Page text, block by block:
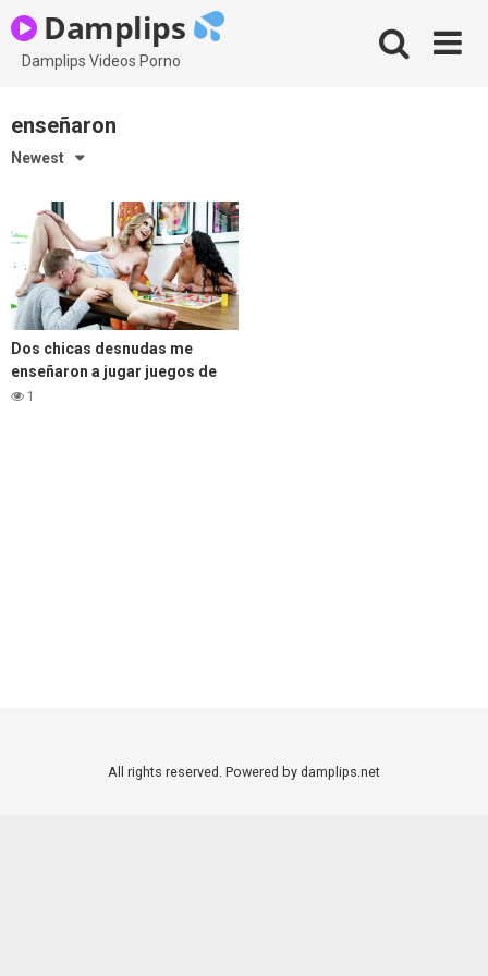
to
content
Damplips
Damplips Videos Porno
enseñaron
Newest
Dos chicas desnudas me
enseñaron a jugar juegos de
mesa.
1
All rights reserved. Powered by damplips.net